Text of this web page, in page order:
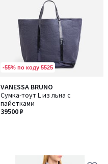
-55% по коду 5525
VANESSA BRUNO
Сумка-тоут L из льна с
пайетками
39500 ₽